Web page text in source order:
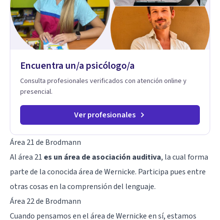
Encuentra un/a psicólogo/a
Consulta profesionales verificados con atención online y
presencial.
Ver profesionales
Área 21 de Brodmann
Al área 21 es un área de asociación auditiva, la cual forma
parte de la conocida área de Wernicke. Participa pues entre
otras cosas en la comprensión del lenguaje.
Área 22 de Brodmann
Cuando pensamos en el área de Wernicke en sí, estamos